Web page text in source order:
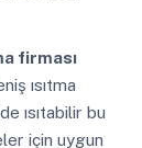
firması
ısıtma
ısıtabilir bu
için uygun